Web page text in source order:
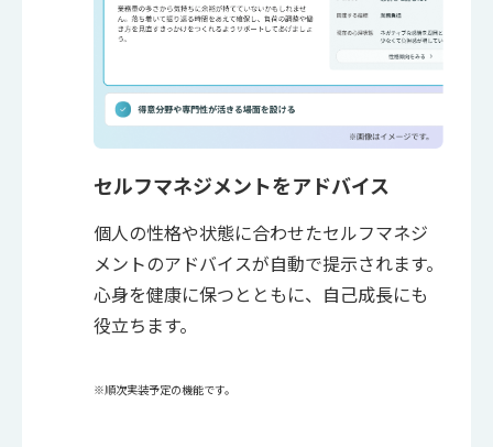
セルフマネジメントをアドバイス
個人の性格や状態に合わせたセルフマネジ
メントのアドバイスが自動で提示されます。
心身を健康に保つとともに、自己成長にも
役立ちます。
※順次実装予定の機能です。